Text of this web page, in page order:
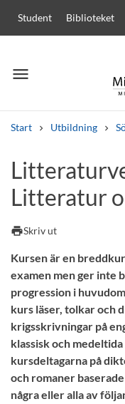
Student Biblioteket
menu
Meny
Start Utbildning
Andra söktjänster
Kurser och program
Litteratur
printSkriv ut
Kursen är en
examen men ger inte
progression i
kurs läser, tolkar och
krigsskrivningar på
klassisk och
kursdeltagarna på
och romaner
några eller alla av